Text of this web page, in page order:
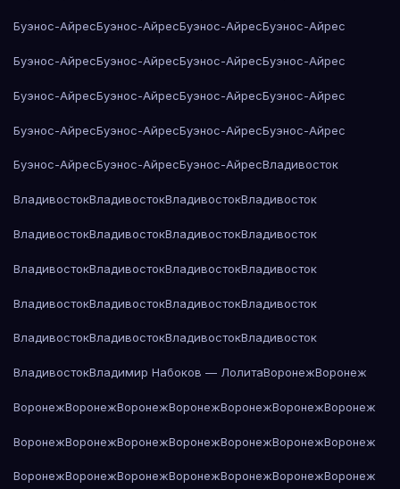
Буэнос-АйресБуэнос-АйресБуэнос-АйресБуэнос-Айрес
Буэнос-АйресБуэнос-АйресБуэнос-АйресБуэнос-Айрес
Буэнос-АйресБуэнос-АйресБуэнос-АйресБуэнос-Айрес
Буэнос-АйресБуэнос-АйресБуэнос-АйресБуэнос-Айрес
Буэнос-АйресБуэнос-АйресБуэнос-АйресВладивосток
ВладивостокВладивостокВладивостокВладивосток
ВладивостокВладивостокВладивостокВладивосток
ВладивостокВладивостокВладивостокВладивосток
ВладивостокВладивостокВладивостокВладивосток
ВладивостокВладивостокВладивостокВладивосток
ВладивостокВладимир Набоков — ЛолитаВоронежВоронеж
ВоронежВоронежВоронежВоронежВоронежВоронежВоронеж
ВоронежВоронежВоронежВоронежВоронежВоронежВоронеж
ВоронежВоронежВоронежВоронежВоронежВоронежВоронеж